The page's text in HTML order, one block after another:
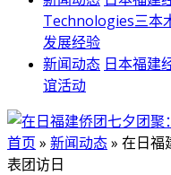
Technologies三本
发展经验
新闻动态 日本福建
谊活动
首页 » 新闻动态» 在日福
表团访日